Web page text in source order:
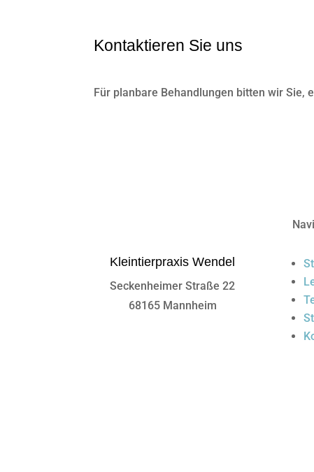
Kontaktieren Sie uns
Für planbare Behandlungen bitten wir Sie,
Kleintierpraxis Wendel
Seckenheimer Straße 22
68165 Mannheim